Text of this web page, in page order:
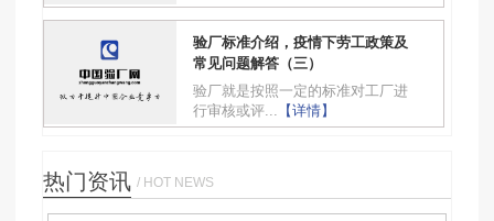
验厂标准介绍，疫情下劳工政策及
常见问题解答（三）
验厂就是按照一定的标准对工厂进
行审核或评... 【详情】
热门资讯 / HOT NEWS